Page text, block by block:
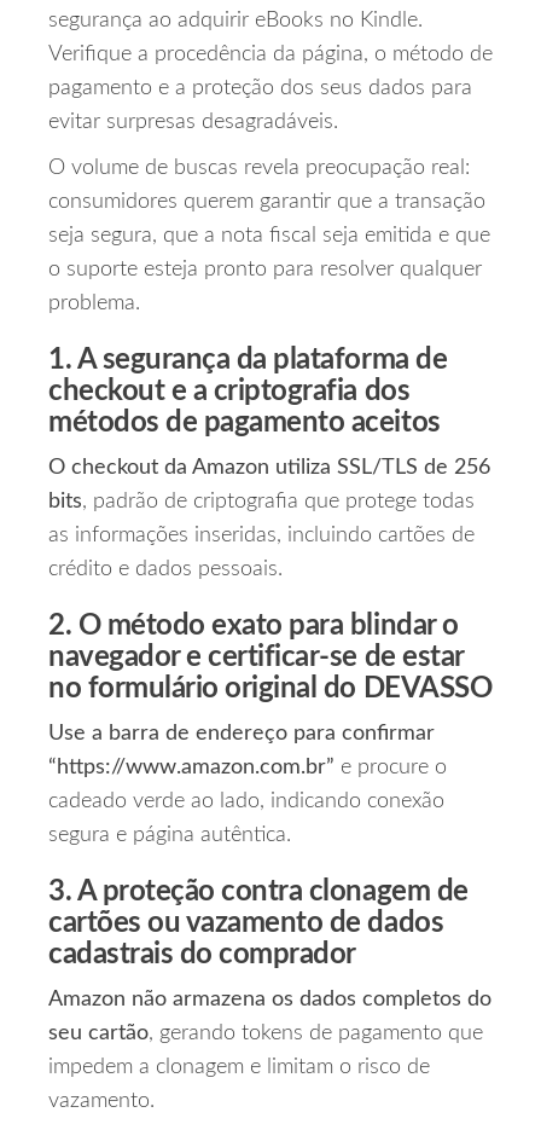
segurança ao adquirir eBooks no Kindle.
Verifique a procedência da página, o método de
pagamento e a proteção dos seus dados para
evitar surpresas desagradáveis.
O volume de buscas revela preocupação real:
consumidores querem garantir que a transação
seja segura, que a nota fiscal seja emitida e que
o suporte esteja pronto para resolver qualquer
problema.
1. A segurança da plataforma de
checkout e a criptografia dos
métodos de pagamento aceitos
O checkout da Amazon utiliza SSL/TLS de 256
bits, padrão de criptografia que protege todas
as informações inseridas, incluindo cartões de
crédito e dados pessoais.
2. O método exato para blindar o
navegador e certificar-se de estar
no formulário original do DEVASSO
Use a barra de endereço para confirmar
“https://www.amazon.com.br” e procure o
cadeado verde ao lado, indicando conexão
segura e página autêntica.
3. A proteção contra clonagem de
cartões ou vazamento de dados
cadastrais do comprador
Amazon não armazena os dados completos do
seu cartão, gerando tokens de pagamento que
impedem a clonagem e limitam o risco de
vazamento.